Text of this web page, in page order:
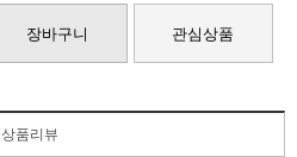
장바구니 관심상품
상품리뷰